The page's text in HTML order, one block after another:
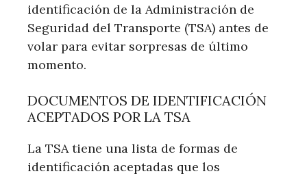
identificación de la Administración de
Seguridad del Transporte (TSA) antes de
volar para evitar sorpresas de último
momento.
DOCUMENTOS DE IDENTIFICACIÓN
ACEPTADOS POR LA TSA
La TSA tiene una lista de formas de
identificación aceptadas que los